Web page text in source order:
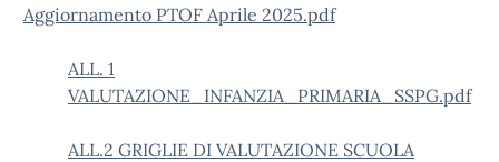
Aggiornamento PTOF Aprile 2025.pdf
ALL. 1
VALUTAZIONE_INFANZIA_PRIMARIA_SSPG.pdf
ALL.2 GRIGLIE DI VALUTAZIONE SCUOLA